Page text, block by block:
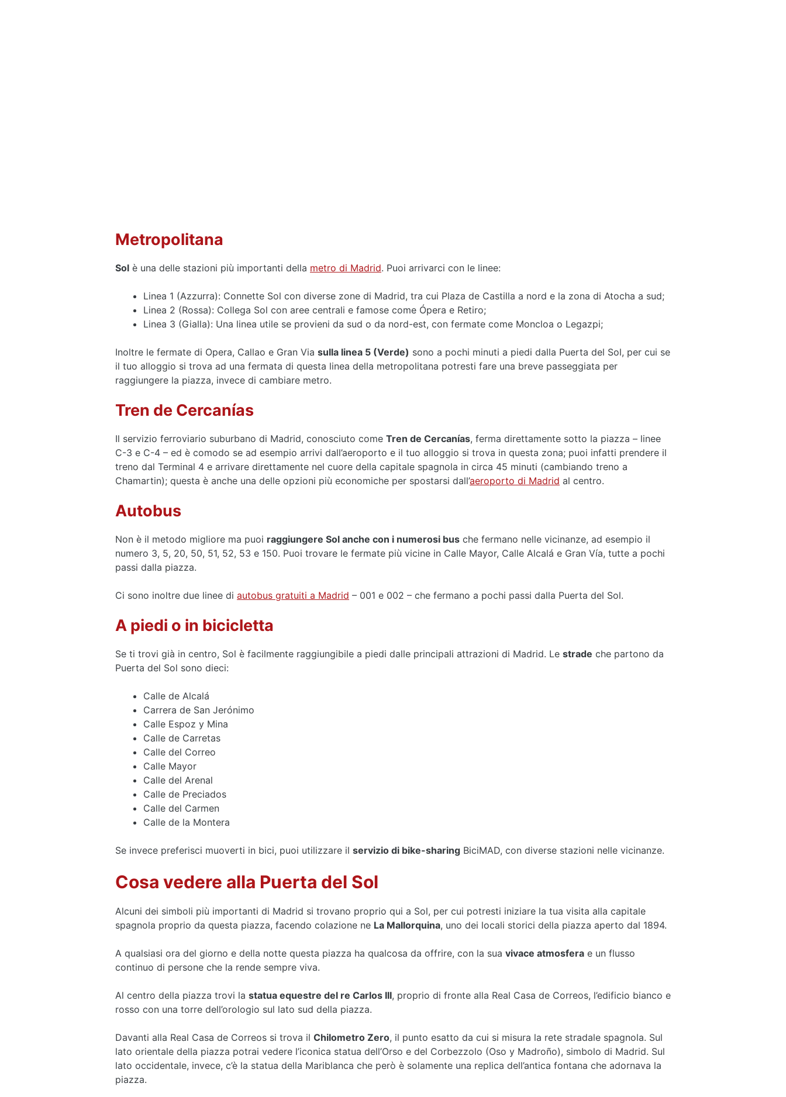
Metropolitana
Sol è una delle stazioni più importanti della metro di Madrid. Puoi arrivarci con le linee:
Linea 1 (Azzurra): Connette Sol con diverse zone di Madrid, tra cui Plaza de Castilla a nord e la zona di Atocha a sud;
Linea 2 (Rossa): Collega Sol con aree centrali e famose come Ópera e Retiro;
Linea 3 (Gialla): Una linea utile se provieni da sud o da nord-est, con fermate come Moncloa o Legazpi;
Inoltre le fermate di Opera, Callao e Gran Via sulla linea 5 (Verde) sono a pochi minuti a piedi dalla Puerta del Sol, per cui se
il tuo alloggio si trova ad una fermata di questa linea della metropolitana potresti fare una breve passeggiata per
raggiungere la piazza, invece di cambiare metro.
Tren de Cercanías
Il servizio ferroviario suburbano di Madrid, conosciuto come Tren de Cercanías, ferma direttamente sotto la piazza – linee
C-3 e C-4 – ed è comodo se ad esempio arrivi dall’aeroporto e il tuo alloggio si trova in questa zona; puoi infatti prendere il
treno dal Terminal 4 e arrivare direttamente nel cuore della capitale spagnola in circa 45 minuti (cambiando treno a
Chamartin); questa è anche una delle opzioni più economiche per spostarsi dall’aeroporto di Madrid al centro.
Autobus
Non è il metodo migliore ma puoi raggiungere Sol anche con i numerosi bus che fermano nelle vicinanze, ad esempio il
numero 3, 5, 20, 50, 51, 52, 53 e 150. Puoi trovare le fermate più vicine in Calle Mayor, Calle Alcalá e Gran Vía, tutte a pochi
passi dalla piazza.
Ci sono inoltre due linee di autobus gratuiti a Madrid – 001 e 002 – che fermano a pochi passi dalla Puerta del Sol.
A piedi o in bicicletta
Se ti trovi già in centro, Sol è facilmente raggiungibile a piedi dalle principali attrazioni di Madrid. Le strade che partono da
Puerta del Sol sono dieci:
Calle de Alcalá
Carrera de San Jerónimo
Calle Espoz y Mina
Calle de Carretas
Calle del Correo
Calle Mayor
Calle del Arenal
Calle de Preciados
Calle del Carmen
Calle de la Montera
Se invece preferisci muoverti in bici, puoi utilizzare il servizio di bike-sharing BiciMAD, con diverse stazioni nelle vicinanze.
Cosa vedere alla Puerta del Sol
Alcuni dei simboli più importanti di Madrid si trovano proprio qui a Sol, per cui potresti iniziare la tua visita alla capitale
spagnola proprio da questa piazza, facendo colazione ne La Mallorquina, uno dei locali storici della piazza aperto dal 1894.
A qualsiasi ora del giorno e della notte questa piazza ha qualcosa da offrire, con la sua vivace atmosfera e un flusso
continuo di persone che la rende sempre viva.
Al centro della piazza trovi la statua equestre del re Carlos III, proprio di fronte alla Real Casa de Correos, l’edificio bianco e
rosso con una torre dell’orologio sul lato sud della piazza.
Davanti alla Real Casa de Correos si trova il Chilometro Zero, il punto esatto da cui si misura la rete stradale spagnola. Sul
lato orientale della piazza potrai vedere l’iconica statua dell’Orso e del Corbezzolo (Oso y Madroño), simbolo di Madrid. Sul
lato occidentale, invece, c’è la statua della Mariblanca che però è solamente una replica dell’antica fontana che adornava la
piazza.